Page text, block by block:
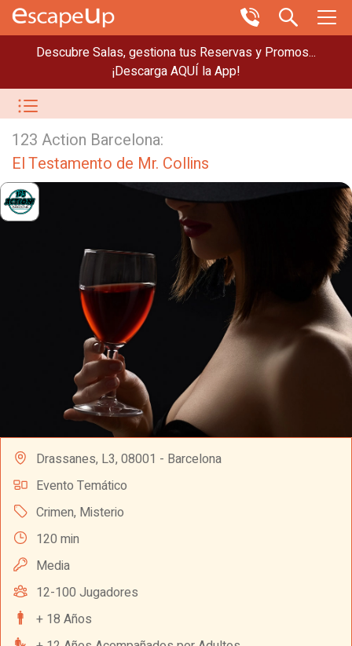
Descubre Salas, gestiona tus Reservas y Promos...
¡Descarga AQUÍ la App!
123 Action Barcelona:
El Testamento de Mr. Collins
Drassanes, L3, 08001 - Barcelona
Evento Temático
Crimen, Misterio
120 min
Media
12-100 Jugadores
+ 18 Años